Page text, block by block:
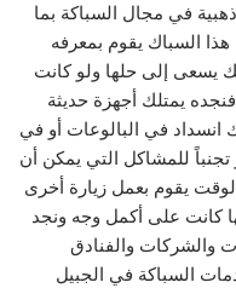
في مجال السباكة بما
السباك يقوم بمعرفه
يسعى إلى حلها ولو كانت
يمتلك أجهزة حديثة
في البالوعات أو في
للمشاكل التي يمكن أن
يقوم بعمل زيارة أخرى
كانت على أكمل وجه ونجد
والشركات والفنادق
السباكة في الجبيل